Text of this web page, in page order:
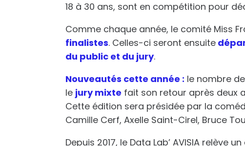
18 à 30 ans, sont en compétition pour
Comme chaque année, le comité Miss
finalistes. Celles-ci seront ensuite
du public et du jury.
Nouveautés cette année : le nombre
le jury mixte fait son retour après deux
Cette édition sera présidée par la
Camille Cerf, Axelle Saint-Cirel, Bruce
Depuis 2017, le Data Lab’ AVISIA relève